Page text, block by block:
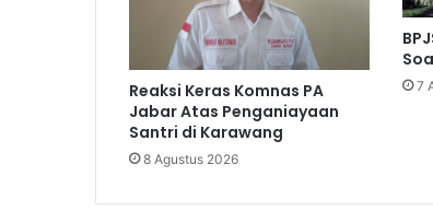
Reaksi Keras Komnas PA
Jabar Atas Penganiayaan
Santri di Karawang
8 Agustus 2026
7